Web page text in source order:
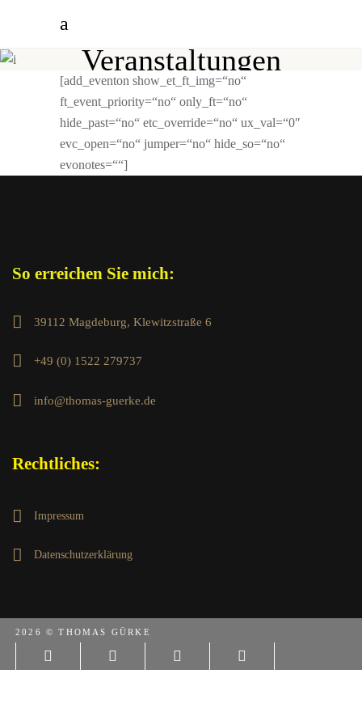
Veranstaltungen
[add_eventon show_et_ft_img=“no“
ft_event_priority=“no“ only_ft=“no“
hide_past=“no“ etc_override=“no“ ux_val=“0″
evc_open=“no“ jumper=“no“ hide_so=“no“
evonotes=““]
So erreichen Sie mich:
39112 Magdeburg, Klewitzstraße 6
+49 (0) 1522 279737
info@thomas-guerke.de
Rechtliches:
Impressum
Datenschutzerklärung
2026 © THOMAS GÜRKE